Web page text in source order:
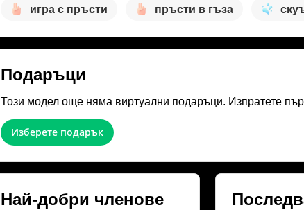
игра с пръсти пръсти в гъза
Подаръци
Този модел още няма виртуални подаръци. Изпратете
Изберете подарък
Най-добри членове